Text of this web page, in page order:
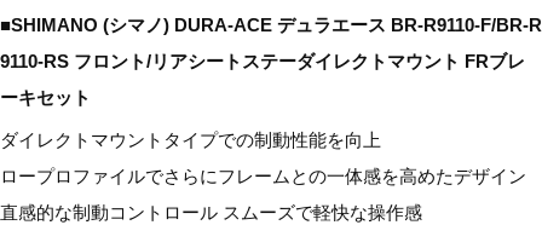
■SHIMANO (シマノ) DURA-ACE デュラエース BR-R9110-F/BR-R
9110-RS フロント/リアシートステーダイレクトマウント FRブレ
ーキセット
ダイレクトマウントタイプでの制動性能を向上
ロープロファイルでさらにフレームとの一体感を高めたデザイン
直感的な制動コントロール スムーズで軽快な操作感